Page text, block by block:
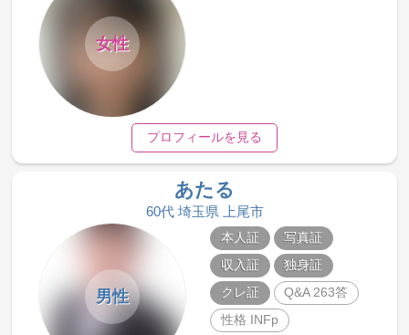
女性
プロフィールを見る
あたる
60代 埼玉県 上尾市
男性
本人証
写真証
収入証
独身証
クレ証
Q&A 263答
性格 INFp